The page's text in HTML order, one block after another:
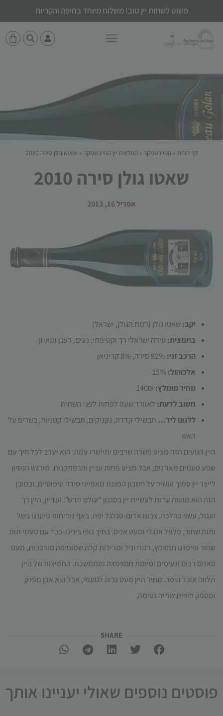
פשוט לשתות יין טוב! משלוח מיוחד בחיפה והקריות
דף הבית »הפיינשמקר »המלצות יין הפיינשמקר » שאטו גולן סירה 2010
שאטו גולן סירה 2010
אפריל 16, 2013
יקב: שאטו גולן (רמת הגולן, ישראל)
בתמצית: סירה ישראלי רך וקטיפתי, נעים, רענן ומאוזן
הרכב זני:
אלכוהול:
מחיר מומלץ:
חשוב לדעת: לאוורר שעה לפחות לפני השתיה
ללגום ליד… תבשילי קדרה, נקניקים, תבשילי קטניות, בשרים על
האש
היין הטעים הזה מציע פשרה שרבים יתיישרו עמה: הוא יערב לכל חיך עם
שפע טעמים מאוזנים, אבל מציע פחות עניין והרפתקנות. מורגש הנסיון
לייצר יין סמיך ועשיר על חשבון הפגנת מאפייני סירה טיפוסיים, ובמובן
הזה הוא מהווה עדות לעשיית יין בסגנון "עולם חדש". ועדיין, היין רך
ועגול, עשוי כהלכה. צבעו אדום-סגלגל יפה. באף ניחוחות פיטנגו בשל
ותות שחור, פלפל אנגלי ומעט אניס. בחיך גופו בינינו-כבד עם טעמי תות
שחור ופיטנגו חמצמץ, רמזי וניל ומרירות קלה שמוסיפה מורכבות, מעט
טאנים רכים ונעימים וסיומת חמצמצה ומתמשכת. החמיצות של היין
תלווה אוכל היטב. מחיר היין מעט גבוה לטעמי, אבל הוא אכן מפנק
ומספק חוויית שתיה נעימה.
SHARE​
פוסטים נוספים שאולי יעניינו אותך
קובצי
אלו אינם
סטטיסטיקות
תפקוד האתר
בהתבסס על
אופן השימוש
באתר.
חוויית
כדי שהאתר
שלנו יעבוד
מיטבית
אלו, חלק
מהפונקציות
להיעלם.